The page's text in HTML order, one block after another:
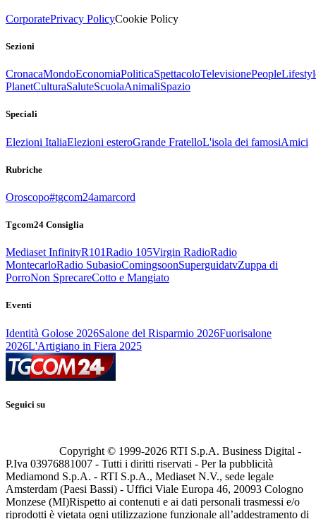
CorporatePrivacy PolicyCookie Policy
Sezioni
CronacaMondoEconomiaPoliticaSpettacoloTelevisionePeople
PlanetCulturaSaluteScuolaAnimaliSpazio
Speciali
Elezioni ItaliaElezioni esteroGrande FratelloL'isola dei famosiAmici
Rubriche
Oroscopo#tgcom24amarcord
Tgcom24 Consiglia
Mediaset InfinityR101Radio 105Virgin RadioRadio
MontecarloRadio SubasioComingsoonSuperguidatvZuppa di
PorroNon SprecareCotto e Mangiato
Eventi
Identità Golose 2026Salone del Risparmio 2026Fuorisalone
2026L'Artigiano in Fiera 2025
Seguici su
Copyright © 1999-2026 RTI S.p.A. Business Digital -
P.Iva 03976881007 - Tutti i diritti riservati - Per la pubblicità
Mediamond S.p.A. - RTI S.p.A., Mediaset N.V., sede legale
Amsterdam (Paesi Bassi) - Uffici Viale Europa 46, 20093 Cologno
Monzese (MI)Rispetto ai contenuti e ai dati personali trasmessi e/o
riprodotti è vietata ogni utilizzazione funzionale all’addestramento di